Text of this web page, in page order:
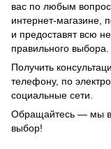
вас по любым
интернет-магазине,
и предоставят всю
правильного выбора.
Получить
телефону, по
социальные сети.
Обращайтесь — мы
выбор!